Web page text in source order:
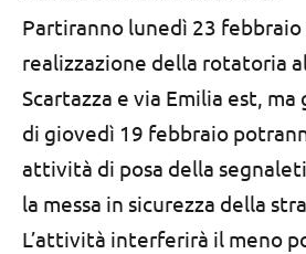
Partiranno lunedì 23 febbraio
realizzazione della rotatoria
Scartazza e via Emilia est,
di giovedì 19 febbraio
attività di posa della
la messa in sicurezza della
L’attività interferirà il meno